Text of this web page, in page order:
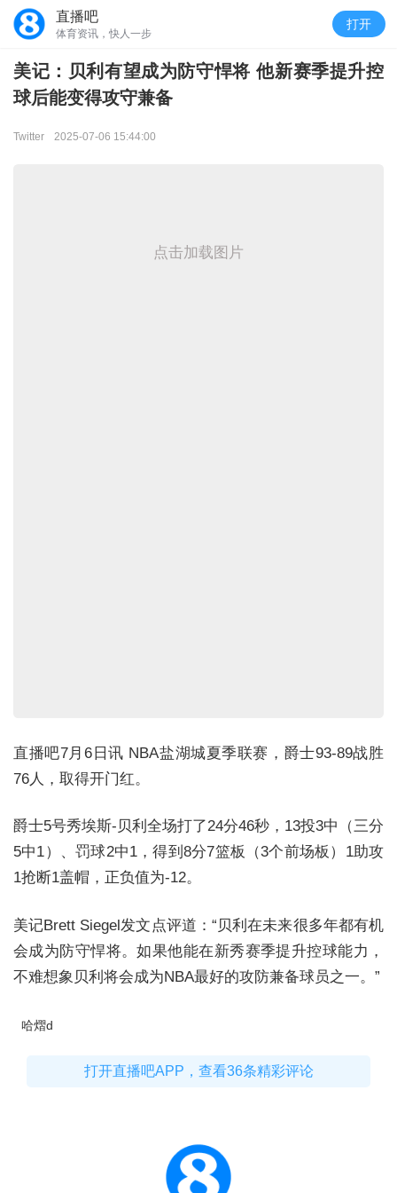
直播吧
体育资讯，快人一步
打开
美记：贝利有望成为防守悍将 他新赛季提升控
球后能变得攻守兼备
Twitter 2025-07-06 15:44:00
点击加载图片
直播吧7月6日讯 NBA盐湖城夏季联赛，爵士93-89战胜
76人，取得开门红。
爵士5号秀埃斯-贝利全场打了24分46秒，13投3中（三分
5中1）、罚球2中1，得到8分7篮板（3个前场板）1助攻
1抢断1盖帽，正负值为-12。
美记Brett Siegel发文点评道：“贝利在未来很多年都有机
会成为防守悍将。如果他能在新秀赛季提升控球能力，
不难想象贝利将会成为NBA最好的攻防兼备球员之一。”
哈熠d
打开直播吧APP，查看36条精彩评论